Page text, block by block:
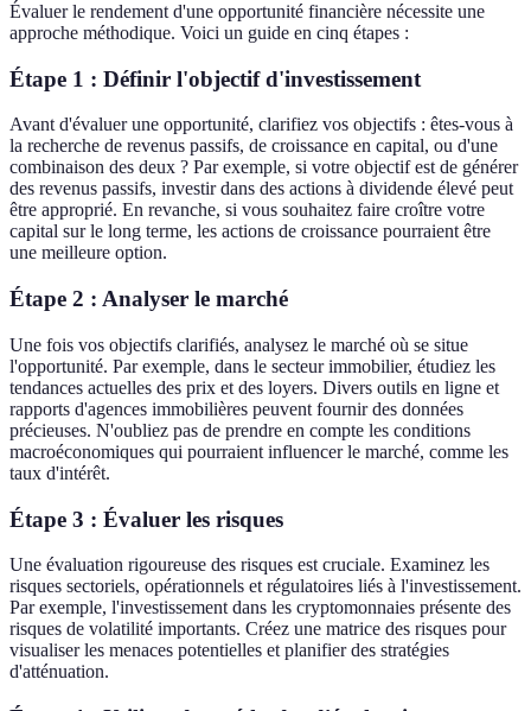
Évaluer le rendement d'une opportunité financière nécessite une
approche méthodique. Voici un guide en cinq étapes :
Étape 1 : Définir l'objectif d'investissement
Avant d'évaluer une opportunité, clarifiez vos objectifs : êtes-vous à
la recherche de revenus passifs, de croissance en capital, ou d'une
combinaison des deux ? Par exemple, si votre objectif est de générer
des revenus passifs, investir dans des actions à dividende élevé peut
être approprié. En revanche, si vous souhaitez faire croître votre
capital sur le long terme, les actions de croissance pourraient être
une meilleure option.
Étape 2 : Analyser le marché
Une fois vos objectifs clarifiés, analysez le marché où se situe
l'opportunité. Par exemple, dans le secteur immobilier, étudiez les
tendances actuelles des prix et des loyers. Divers outils en ligne et
rapports d'agences immobilières peuvent fournir des données
précieuses. N'oubliez pas de prendre en compte les conditions
macroéconomiques qui pourraient influencer le marché, comme les
taux d'intérêt.
Étape 3 : Évaluer les risques
Une évaluation rigoureuse des risques est cruciale. Examinez les
risques sectoriels, opérationnels et régulatoires liés à l'investissement.
Par exemple, l'investissement dans les cryptomonnaies présente des
risques de volatilité importants. Créez une matrice des risques pour
visualiser les menaces potentielles et planifier des stratégies
d'atténuation.